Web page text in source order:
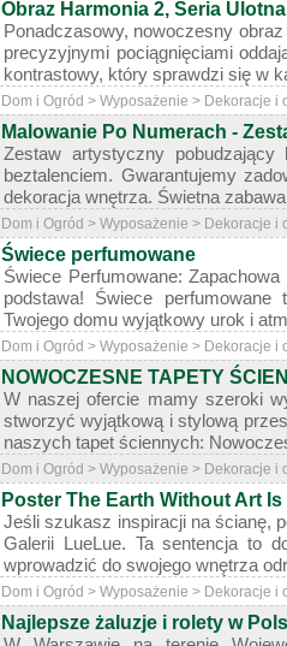
Obraz Harmonia 2, Seria Ulotna
Ponadczasowy, nowoczesny
precyzyjnymi pociągnięciami
kontrastowy, który sprawdzi się w
Dom i Ogród > Wyposażenie > Dekoracje i
Malowanie Po Numerach -
Zestaw artystyczny
beztalenciem. Gwarantujemy
dekoracja wnętrza. Świetna
Dom i Ogród > Wyposażenie > Dekoracje i
Świece perfumowane
Świece Perfumowane:
podstawa! Świece
Twojego domu wyjątkowy urok i
Dom i Ogród > Wyposażenie > Dekoracje i
NOWOCZESNE TAPETY
W naszej ofercie mamy szeroki
stworzyć wyjątkową i stylową
naszych tapet ściennych:
Dom i Ogród > Wyposażenie > Dekoracje i
Poster The Earth Without Art
Jeśli szukasz inspiracji na ścianę,
Galerii LueLue. Ta sentencja to
wprowadzić do swojego wnętrza
Dom i Ogród > Wyposażenie > Dekoracje i
Najlepsze żaluzje i rolety w